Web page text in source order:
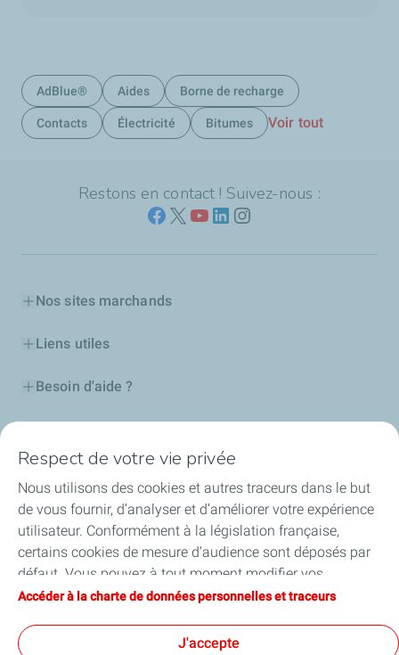
AdBlue® Aides Borne de recharge
Contacts Électricité Bitumes Voir tout
Restons en contact ! Suivez-nous :
Nos sites marchands
Liens utiles
Besoin d'aide ?
Certificats d'économies d'énergie
Nos partenaires
Collaborer avec TotalEnergies
Accessibilité
Respect de votre vie privée
Nous utilisons des cookies et autres traceurs dans le but
de vous fournir, d’analyser et d’améliorer votre expérience
utilisateur. Conformément à la législation française,
certains cookies de mesure d'audience sont déposés par
défaut. Vous pouvez à tout moment modifier vos
paramètres de cookies en cliquant sur le bouton « Gérer
vous acceptez le dépôt de l’ensemble des cookies. Dans le
Accéder à la charte de données personnelles et traceurs
J'accepte